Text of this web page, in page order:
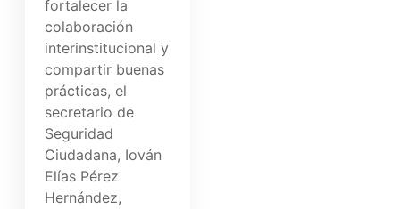
fortalecer la
colaboración
interinstitucional y
compartir buenas
prácticas, el
secretario de
Seguridad
Ciudadana, Iován
Elías Pérez
Hernández,